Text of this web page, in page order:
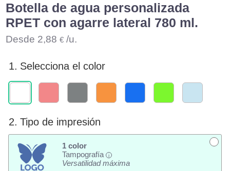
Botella de agua personalizada
RPET con agarre lateral 780 ml.
Desde 2,88 € /u.
1. Selecciona el color
2. Tipo de impresión
1 color
Tampografía
i
Versatilidad máxima